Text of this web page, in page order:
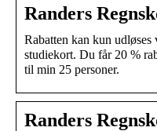
Randers
Rabatten kan kun
studiekort. Du får 20 %
til min 25 personer.
Randers